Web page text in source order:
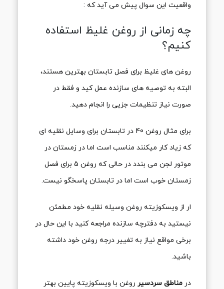
واقعیت این سوال پیش می آید که :
چه زمانی از روغن غلیظ استفاده
کنیم؟
روغن های غلیظ برای فصل تابستان بهترین هستند،
البته به توصیه های سازنده عمل کید و فقط در
صورت نیاز تنظیمات جزیی را انجام دهید.
برای مثال روغن 40 در تابستان برای وسایل نقلیه ای
که زیاد کار میکنند مناسب است اما در زمستان در
موتور لجن می بندد در حالی که روغن 5 برای فصل
زمستان خوب است اما در تابستان پاسخگو نیست.
ار از ویسکوزیته روغن وسیله نقلیه خود مطمئن
نیستید به دفترچه سازنده مراجعه کنید با این حال در
برخی مواقع نیاز به تغییر درجه روغن خود داشته
باشید.
در مناطق سردسیرروغن با ویسکوزیته پایین بهتر